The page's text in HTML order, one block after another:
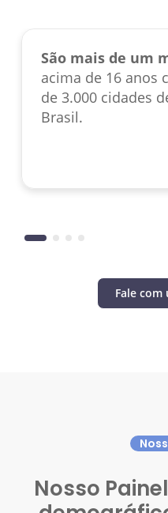
São mais de um
acima de 16 anos
de 3.000 cidades
Brasil.
Fale
Nosso